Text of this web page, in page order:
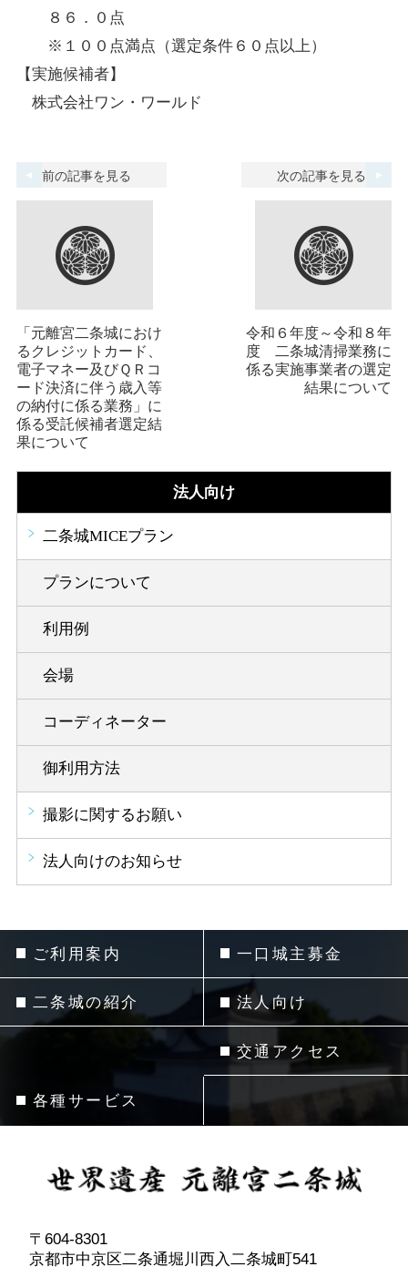
８６．０点
※１００点満点（選定条件６０点以上）
【実施候補者】
株式会社ワン・ワールド
前の記事を見る
「元離宮二条城におけ
るクレジットカード、
電子マネー及びＱＲコ
ード決済に伴う歳入等
の納付に係る業務」に
係る受託候補者選定結
果について
次の記事を見る
令和６年度～令和８年
度 二条城清掃業務に
係る実施事業者の選定
結果について
法人向け
二条城MICEプラン
プランについて
利用例
会場
コーディネーター
御利用方法
撮影に関するお願い
法人向けのお知らせ
ご利用案内
二条城の紹介
各種サービス
一口城主募金
法人向け
交通アクセス
〒604-8301
京都市中京区二条通堀川西入二条城町541